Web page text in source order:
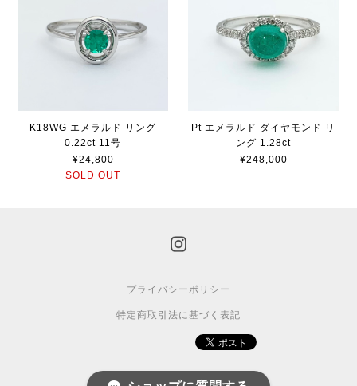
K18WG エメラルド リング
0.22ct 11号
¥24,800
SOLD OUT
Pt エメラルド ダイヤモンド リ
ング 1.28ct
¥248,000
プライバシーポリシー
特定商取引法に基づく表記